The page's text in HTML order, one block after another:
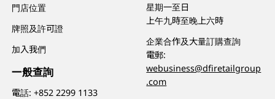
門店位置
牌照及許可證
加入我們
一般查詢
電話:+852 2299 1133
星期一至日
上午九時至晚上六時
企業合作及大量訂購查詢
電郵:
webusiness@dfiretailgroup
.com